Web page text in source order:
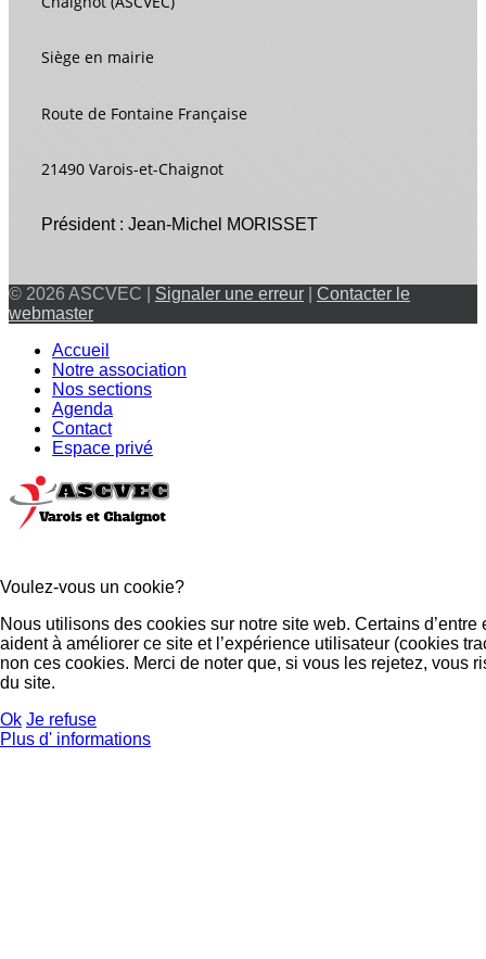
Siège en mairie
Route de Fontaine Française
21490 Varois-et-Chaignot
Président : Jean-Michel MORISSET
© 2026 ASCVEC | Signaler une erreur
Contacter le
webmaster
Accueil
Notre association
Nos sections
Agenda
Contact
Espace privé
Voulez-vous un cookie?
Nous utilisons des cookies sur notre site web. Certains
aident à améliorer ce site et l’expérience utilisateur (cookies
non ces cookies. Merci de noter que, si vous les rejetez, vous
du site.
Ok Je refuse
Plus d' informations